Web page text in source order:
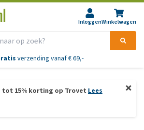
InloggenWinkelwagen
verzending vanaf € 69,-
tot 15% korting op Trovet Lees